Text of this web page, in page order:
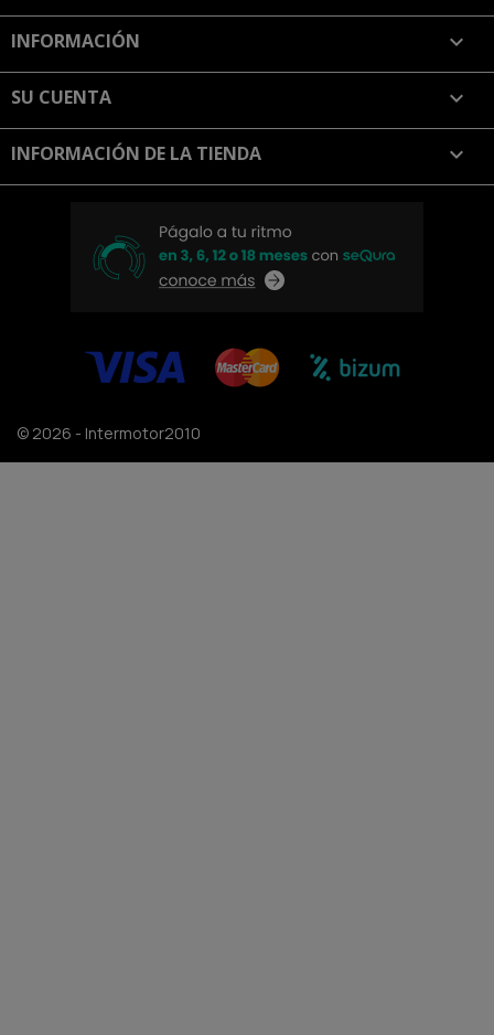
INFORMACIÓN 
SU CUENTA 
INFORMACIÓN DE LA TIENDA keyboard_arrow_down
© 2026 - Intermotor2010